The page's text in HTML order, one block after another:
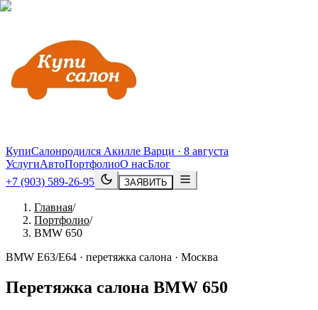
КупиСалонродился Акилле Варци · 8 августа
УслугиАвтоПортфолиоО насБлог
+7 (903) 589-26-95
ЗАЯВИТЬ
Главная/
Портфолио/
BMW 650
BMW E63/E64 · перетяжка салона · Москва
Перетяжка салона BMW 650